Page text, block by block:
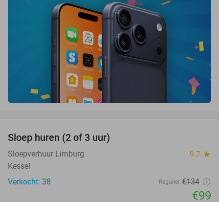
Sloep huren (2 of 3 uur)
Sloepverhuur Limburg 9.7 star
Kessel
Verkocht: 38
Regulier €134
€99